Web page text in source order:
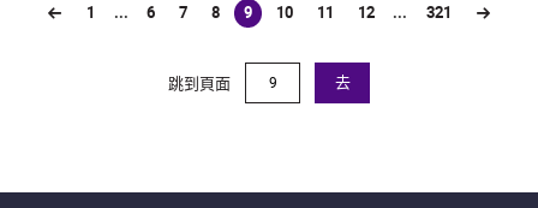
1 ... 6 7 8 9
(current)
10 11 12 ... 321
跳到頁面 去